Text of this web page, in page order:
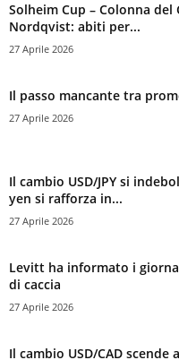
Solheim Cup – Colonna del
Nordqvist: abiti per...
27 Aprile 2026
Il passo mancante tra
27 Aprile 2026
Il cambio USD/JPY si
yen si rafforza in...
27 Aprile 2026
Levitt ha informato i
di caccia
27 Aprile 2026
Il cambio USD/CAD scende